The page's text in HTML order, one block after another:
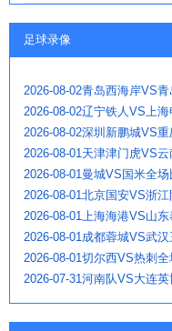
足球录像
2026-08-02青岛西海岸VS
2026-08-02辽宁铁人VS上
2026-08-02深圳新鹏城VS
2026-08-01天津津门虎VS
2026-08-01曼城VS国米全
2026-08-01北京国安VS浙
2026-08-01上海海港VS山
2026-08-01成都蓉城VS武
2026-08-01切尔西VS热刺
2026-07-31河南队VS大连